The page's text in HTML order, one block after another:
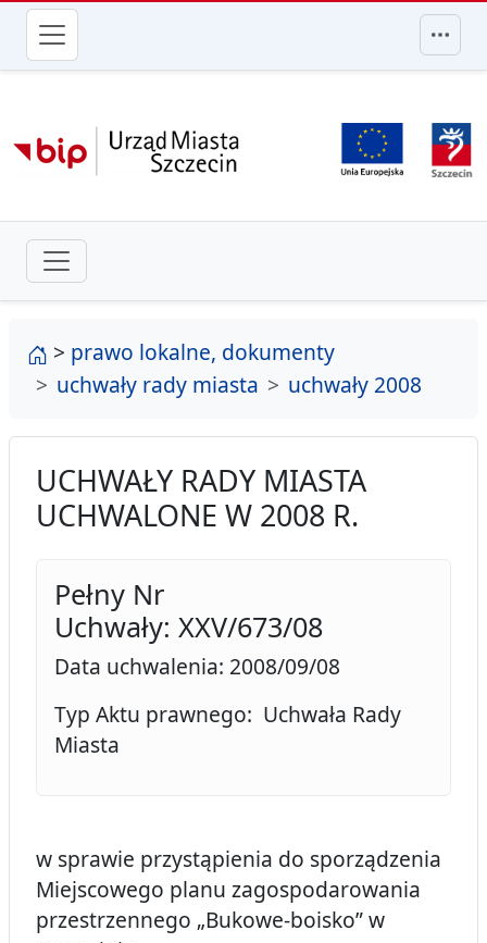
przejdź do głównego menu
strona główna
> prawo lokalne, dokumenty
uchwały rady miasta
uchwały 2008
UCHWAŁY RADY MIASTA
UCHWALONE W 2008 R.
Pełny Nr
Uchwały: XXV/673/08
Data uchwalenia: 2008/09/08
Typ Aktu prawnego: Uchwała Rady
Miasta
w sprawie przystąpienia do sporządzenia
Miejscowego planu zagospodarowania
przestrzennego „Bukowe-boisko” w